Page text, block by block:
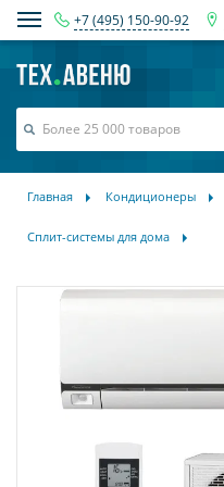
+7 (495) 150-90-92
Главная Кондиционеры
Сплит-системы для дома